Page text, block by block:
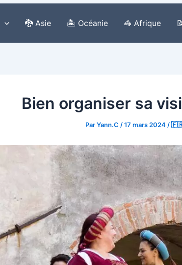
🐉 Asie 🏝️ Océanie 🦓 Afrique
Bien organiser sa
ParYann.C /17 mars 2024 /🇫🇷